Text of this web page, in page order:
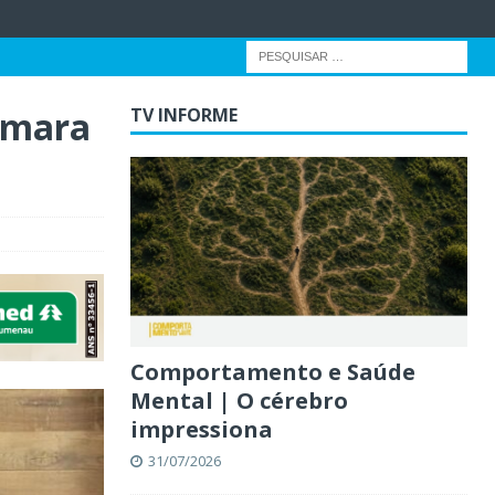
TV INFORME
Comportamento e Saúde
Mental | O cérebro
impressiona
31/07/2026